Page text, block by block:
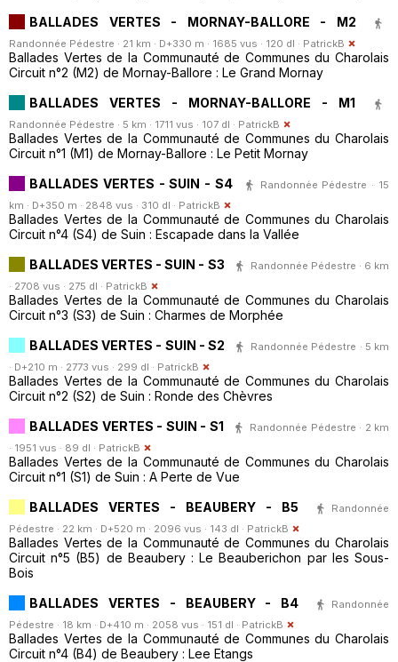
BALLADES VERTES - MORNAY-BALLORE - M2
Randonnée Pédestre · 21 km · D+330 m · 1685 vus · 120 dl · PatrickB
Ballades Vertes de la Communauté de Communes du Charolais
Circuit n°2 (M2) de Mornay-Ballore : Le Grand Mornay
BALLADES VERTES - MORNAY-BALLORE - M1
Randonnée Pédestre · 5 km · 1711 vus · 107 dl · PatrickB
Ballades Vertes de la Communauté de Communes du Charolais
Circuit n°1 (M1) de Mornay-Ballore : Le Petit Mornay
BALLADES VERTES - SUIN - S4
Randonnée Pédestre · 15
km · D+350 m · 2848 vus · 310 dl · PatrickB
Ballades Vertes de la Communauté de Communes du Charolais
Circuit n°4 (S4) de Suin : Escapade dans la Vallée
BALLADES VERTES - SUIN - S3
Randonnée Pédestre · 6 km
· 2708 vus · 275 dl · PatrickB
Ballades Vertes de la Communauté de Communes du Charolais
Circuit n°3 (S3) de Suin : Charmes de Morphée
BALLADES VERTES - SUIN - S2
Randonnée Pédestre · 5 km
· D+210 m · 2773 vus · 299 dl · PatrickB
Ballades Vertes de la Communauté de Communes du Charolais
Circuit n°2 (S2) de Suin : Ronde des Chèvres
BALLADES VERTES - SUIN - S1
Randonnée Pédestre · 2 km
· 1951 vus · 89 dl · PatrickB
Ballades Vertes de la Communauté de Communes du Charolais
Circuit n°1 (S1) de Suin : A Perte de Vue
BALLADES VERTES - BEAUBERY - B5
Randonnée
Pédestre · 22 km · D+520 m · 2096 vus · 143 dl · PatrickB
Ballades Vertes de la Communauté de Communes du Charolais
Circuit n°5 (B5) de Beaubery : Le Beauberichon par les Sous-
Bois
BALLADES VERTES - BEAUBERY - B4
Randonnée
Pédestre · 18 km · D+410 m · 2058 vus · 151 dl · PatrickB
Ballades Vertes de la Communauté de Communes du Charolais
Circuit n°4 (B4) de Beaubery : Lee Etangs